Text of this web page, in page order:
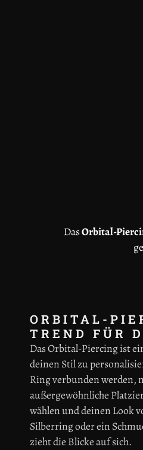
DasOrbital-
ORBITAL-
TREND FÜR
Das Orbital-Piercing ist
deinen Stil zu
Ring verbunden werden,
außergewöhnliche
wählen und deinen Look
Silberring oder ein
zieht die Blicke auf sich.